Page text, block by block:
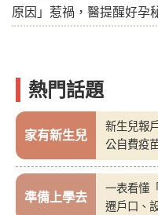
原因」惹禍，醫提醒好孕
熱門話題
家有新生兒
新生兒報
公自費疫
準備上學去
一表看懂
遷戶口、